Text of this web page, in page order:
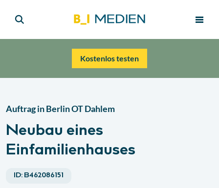
Kostenlos testen
Auftrag inBerlin OT Dahlem
Neubau eines
Einfamilienhauses
ID: B462086151